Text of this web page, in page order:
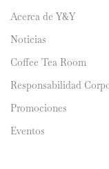
Acerca de Y&Y
Noticias
Coffee Tea Room
Responsabilidad
Promociones
Eventos